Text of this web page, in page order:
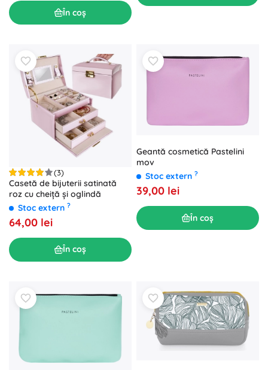
În coș
(3)
Casetă de bijuterii satinată
roz cu cheiță și oglindă
Stoc extern ?
64,00 lei
În coș
Geantă cosmetică Pastelini
mov
Stoc extern ?
39,00 lei
În coș